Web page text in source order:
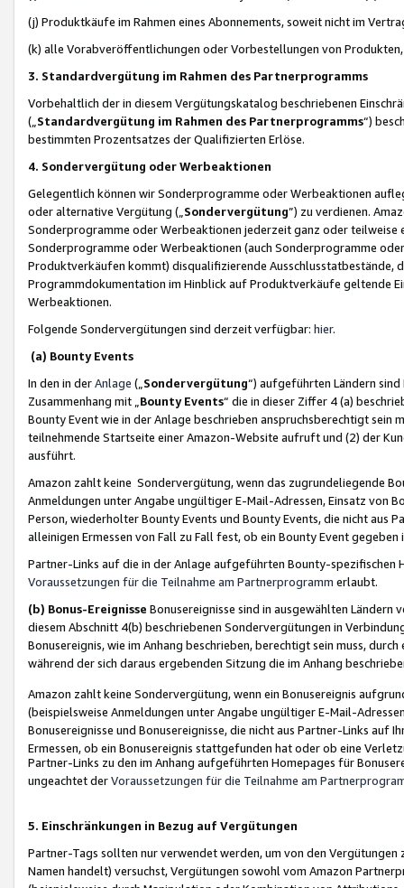
(j) Produktkäufe im Rahmen eines Abonnements, soweit nicht im
(k) alle Vorabveröffentlichungen oder Vorbestellungen von
3. Standardvergütung im Rahmen des Partnerprogramms
Vorbehaltlich der in diesem Vergütungskatalog beschriebenen
(„ Standardvergütung im Rahmen des Partnerprogramms“)
bestimmten Prozentsatzes der Qualifizierten Erlöse.
4. Sondervergütung oder Werbeaktionen
Gelegentlich können wir Sonderprogramme oder Werbeaktionen
oder alternative Vergütung („ Sondervergütung”) zu verdienen.
Sonderprogramme oder Werbeaktionen jederzeit ganz oder
Sonderprogramme oder Werbeaktionen (auch Sonderprogramme
Produktverkäufen kommt) disqualifizierende Ausschlusstatbestände,
Programmdokumentation im Hinblick auf Produktverkäufe geltende
Werbeaktionen.
Folgende Sondervergütungen sind derzeit verfügbar: hier.
(a) Bounty Events
In den in derAnlage („ Sondervergütung“) aufgeführten Ländern
Zusammenhang mit „ Bounty Events“ die in dieser Ziffer 4 (a)
Bounty Event wie in der Anlage beschrieben anspruchsberechtigt sein
teilnehmende Startseite einer Amazon-Website aufruft und (2) der
ausführt.
Amazon zahlt keine Sondervergütung, wenn das zugrundeliegende
Anmeldungen unter Angabe ungültiger E-Mail-Adressen, Einsatz von
Person, wiederholter Bounty Events und Bounty Events, die nicht
alleinigen Ermessen von Fall zu Fall fest, ob ein Bounty Event
Partner-Links auf die in der Anlage aufgeführten Bounty-spezifischen
Voraussetzungen für die Teilnahme am Partnerprogramm erlaubt.
(b) Bonus-Ereignisse Bonusereignisse sind in ausgewählten Ländern
diesem Abschnitt 4(b) beschriebenen Sondervergütungen in
Bonusereignis, wie im Anhang beschrieben, berechtigt sein muss,
während der sich daraus ergebenden Sitzung die im Anhang
Amazon zahlt keine Sondervergütung, wenn ein Bonusereignis
(beispielsweise Anmeldungen unter Angabe ungültiger E-Mail-
Bonusereignisse und Bonusereignisse, die nicht aus Partner-Links auf
Ermessen, ob ein Bonusereignis stattgefunden hat oder ob eine
Partner-Links zu den im Anhang aufgeführten Homepages für
ungeachtet derVoraussetzungen für die Teilnahme am
5. Einschränkungen in Bezug auf Vergütungen
Partner-Tags sollten nur verwendet werden, um von den
Namen handelt) versuchst, Vergütungen sowohl vom Amazon